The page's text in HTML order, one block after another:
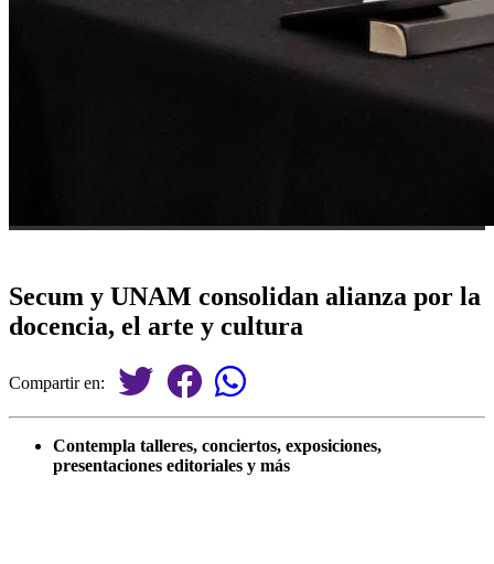
Secum y UNAM consolidan alianza por la
docencia, el arte y cultura
Compartir en:
Contempla talleres, conciertos, exposiciones,
presentaciones editoriales y más